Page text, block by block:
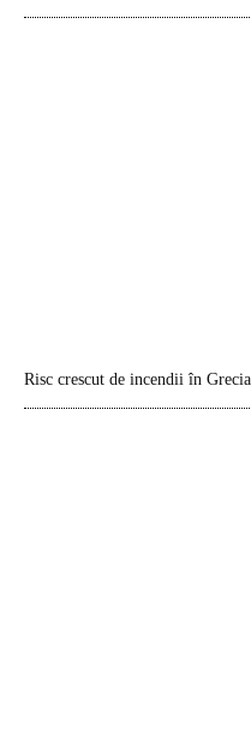
Risc crescut de incendii în